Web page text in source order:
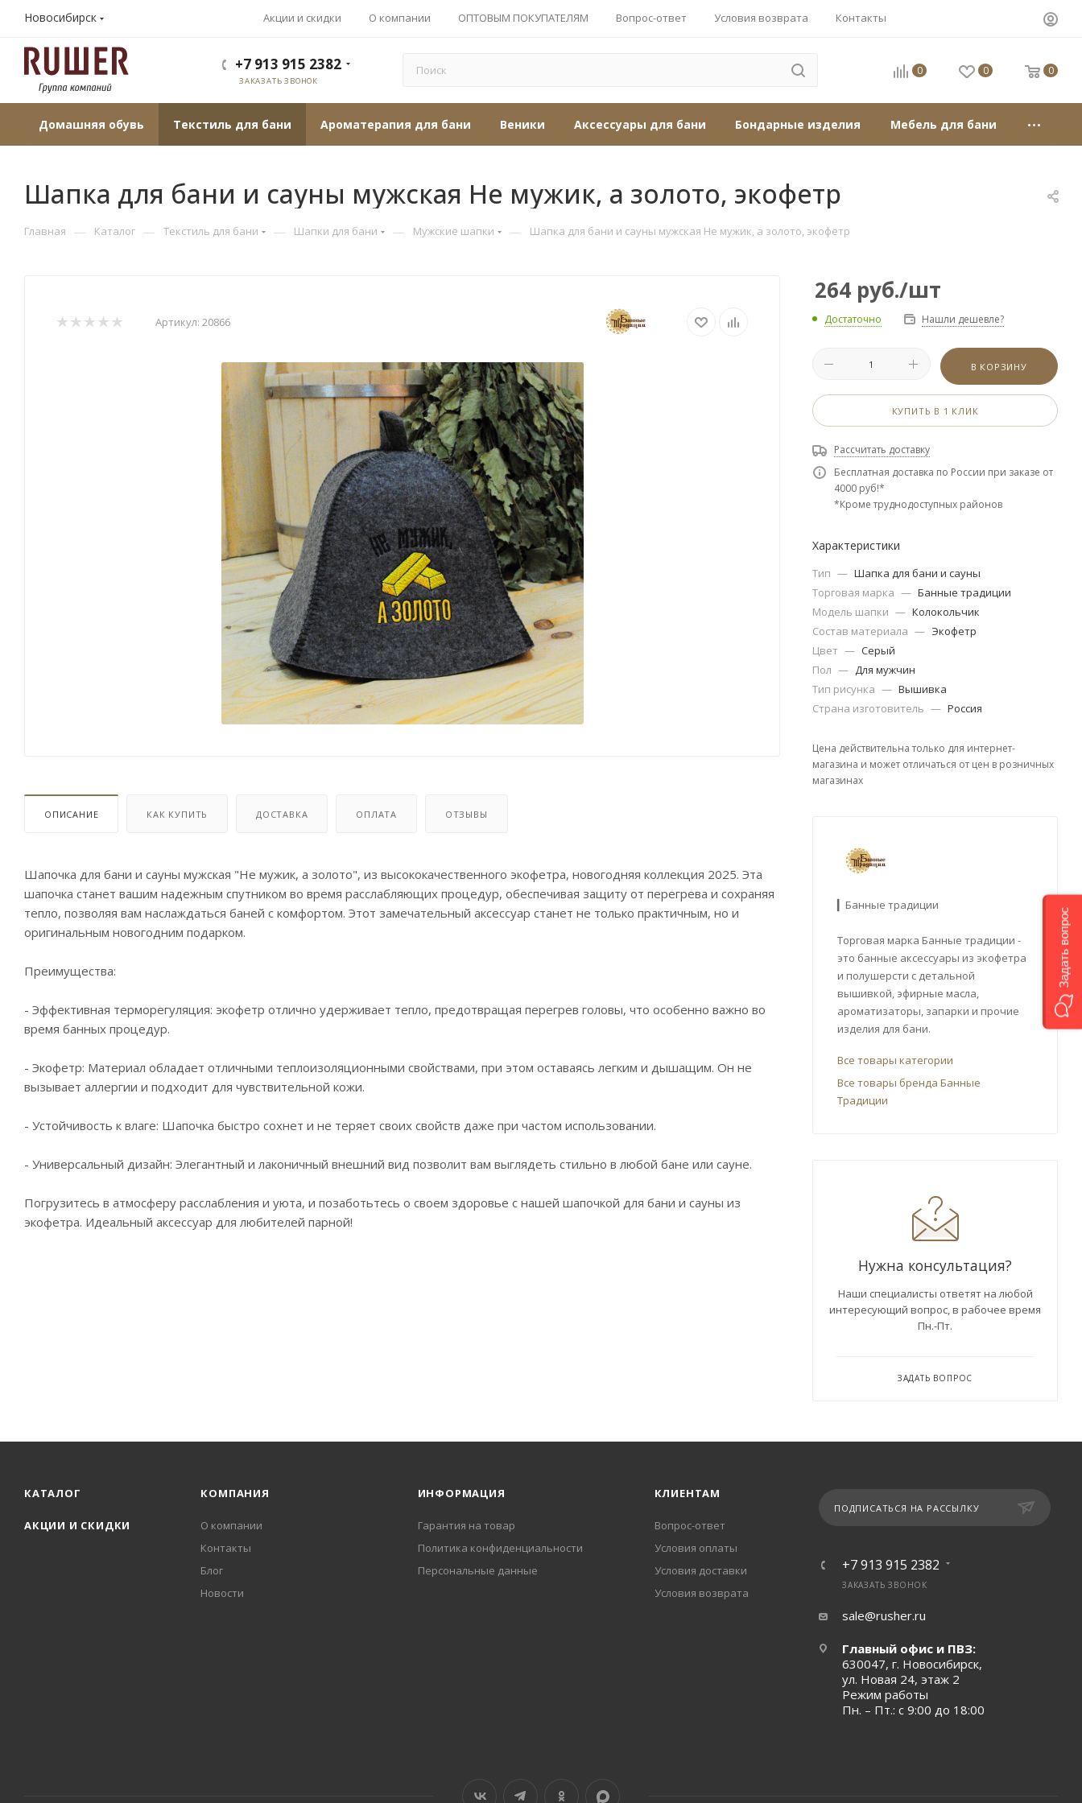
Новосибирск Акции и скидки О компании ОПТОВЫМ ПОКУПАТЕЛЯМ Вопрос-ответ Условия возврата Контакты
+7 913 915 2382
ЗАКАЗАТЬ ЗВОНОК
0 0 0
Домашняя обувь Текстиль для бани Ароматерапия для бани Веники Аксессуары для бани Бондарные изделия Мебель для бани
Шапка для бани и сауны мужская Не мужик, а золото, экофетр
Главная — Каталог — Текстиль для бани — Шапки для бани — Мужские шапки — Шапка для бани и сауны мужская Не мужик, а золото, экофетр
Артикул: 20866
ОПИСАНИЕ КАК КУПИТЬ ДОСТАВКА ОПЛАТА ОТЗЫВЫ
Шапочка для бани и сауны мужская "Не мужик, а золото", из высококачественного экофетра, новогодняя коллекция 2025. Эта
шапочка станет вашим надежным спутником во время расслабляющих процедур, обеспечивая защиту от перегрева и сохраняя
тепло, позволяя вам наслаждаться баней с комфортом. Этот замечательный аксессуар станет не только практичным, но и
оригинальным новогодним подарком.
Преимущества:
- Эффективная терморегуляция: экофетр отлично удерживает тепло, предотвращая перегрев головы, что особенно важно во
время банных процедур.
- Экофетр: Материал обладает отличными теплоизоляционными свойствами, при этом оставаясь легким и дышащим. Он не
вызывает аллергии и подходит для чувствительной кожи.
- Устойчивость к влаге: Шапочка быстро сохнет и не теряет своих свойств даже при частом использовании.
- Универсальный дизайн: Элегантный и лаконичный внешний вид позволит вам выглядеть стильно в любой бане или сауне.
Погрузитесь в атмосферу расслабления и уюта, и позаботьтесь о своем здоровье с нашей шапочкой для бани и сауны из
экофетра. Идеальный аксессуар для любителей парной!
264 руб./шт
Достаточно Нашли дешевле?
В КОРЗИНУ
КУПИТЬ В 1 КЛИК
Рассчитать доставку
Бесплатная доставка по России при заказе от
4000 руб!*
*Кроме труднодоступных районов
Характеристики
Тип — Шапка для бани и сауны
Торговая марка — Банные традиции
Модель шапки — Колокольчик
Состав материала — Экофетр
Цвет — Серый
Пол — Для мужчин
Тип рисунка — Вышивка
Страна изготовитель — Россия
Цена действительна только для интернет-
магазина и может отличаться от цен в розничных
магазинах
▎Банные традиции
Торговая марка Банные традиции -
это банные аксессуары из экофетра
и полушерсти с детальной
вышивкой, эфирные масла,
ароматизаторы, запарки и прочие
изделия для бани.
Все товары категории
Все товары бренда Банные
Традиции
Нужна консультация?
Наши специалисты ответят на любой
интересующий вопрос, в рабочее время
Пн.-Пт.
ЗАДАТЬ ВОПРОС
КАТАЛОГ
АКЦИИ И СКИДКИ
КОМПАНИЯ
О компании
Контакты
Блог
Новости
ИНФОРМАЦИЯ
Гарантия на товар
Политика конфиденциальности
Персональные данные
КЛИЕНТАМ
Вопрос-ответ
Условия оплаты
Условия доставки
Условия возврата
ПОДПИСАТЬСЯ НА РАССЫЛКУ
+7 913 915 2382
ЗАКАЗАТЬ ЗВОНОК
sale@rusher.ru
Главный офис и ПВЗ:
630047, г. Новосибирск,
ул. Новая 24, этаж 2
Режим работы
Пн. – Пт.: с 9:00 до 18:00
Задать вопрос